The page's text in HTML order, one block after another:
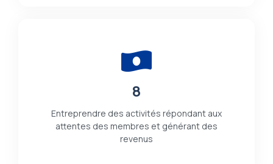
8
Entreprendre des activités répondant aux
attentes des membres et générant des
revenus